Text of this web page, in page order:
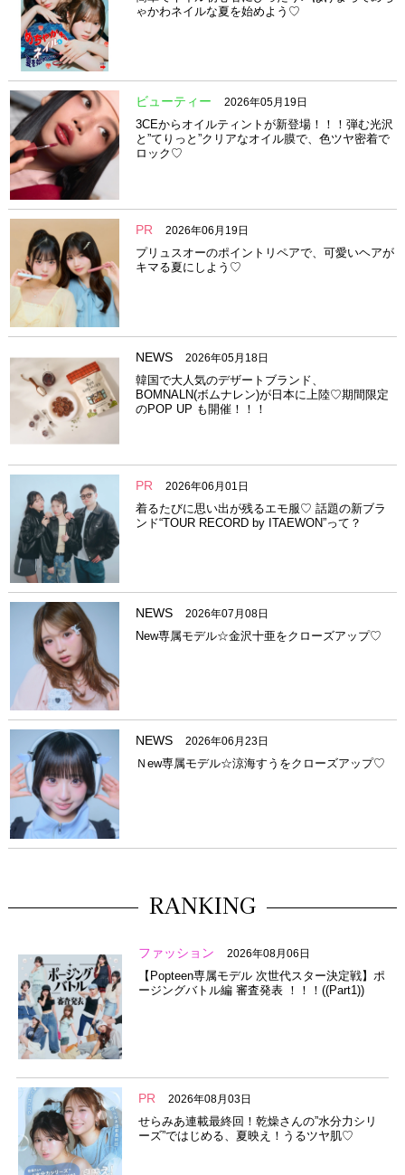
ゃかわネイルな夏を始めよう♡
ビューティー 2026年05月19日
3CEからオイルティントが新登場！！！弾む光沢
と”てりっと”クリアなオイル膜で、色ツヤ密着で
ロック♡
PR 2026年06月19日
プリュスオーのポイントリペアで、可愛いヘアが
キマる夏にしよう♡
NEWS 2026年05月18日
韓国で大人気のデザートブランド、
BOMNALN(ボムナレン)が日本に上陸♡期間限定
のPOP UP も開催！！！
PR 2026年06月01日
着るたびに思い出が残るエモ服♡ 話題の新ブラ
ンド“TOUR RECORD by ITAEWON”って？
NEWS 2026年07月08日
New専属モデル☆金沢十亜をクローズアップ♡
NEWS 2026年06月23日
Ｎew専属モデル☆涼海すうをクローズアップ♡
RANKING
ファッション 2026年08月06日
【Popteen専属モデル 次世代スター決定戦】ポ
ージングバトル編 審査発表 ！！！((Part1))
PR 2026年08月03日
せらみあ連載最終回！乾燥さんの”水分力シリ
ーズ”ではじめる、夏映え！うるツヤ肌♡